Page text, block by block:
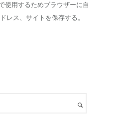
使用するためブラウザーに自
レス、サイトを保存する。